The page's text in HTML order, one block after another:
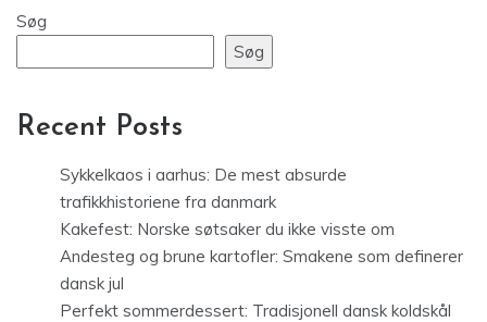
Søg
Søg
Recent Posts
Sykkelkaos i aarhus: De mest absurde
trafikkhistoriene fra danmark
Kakefest: Norske søtsaker du ikke visste om
Andesteg og brune kartofler: Smakene som definerer
dansk jul
Perfekt sommerdessert: Tradisjonell dansk koldskål